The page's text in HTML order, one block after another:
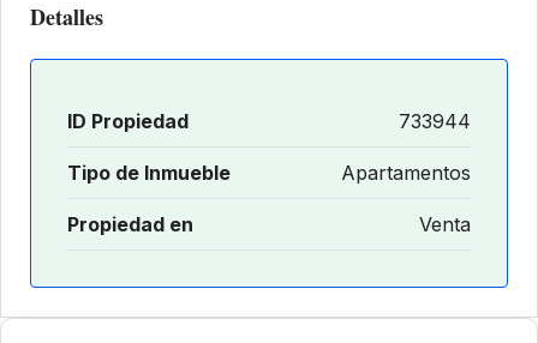
Detalles
ID Propiedad 733944
Tipo de Inmueble Apartamentos
Propiedad en Venta